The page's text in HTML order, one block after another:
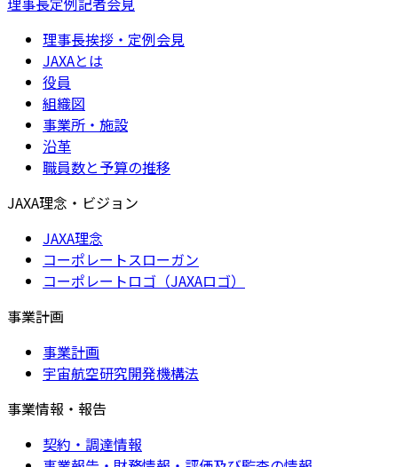
理事長挨拶・定例会見
JAXAとは
役員
組織図
事業所・施設
沿革
職員数と予算の推移
JAXA理念・ビジョン
JAXA理念
コーポレートスローガン
コーポレートロゴ（JAXAロゴ）
事業計画
事業計画
宇宙航空研究開発機構法
事業情報・報告
契約・調達情報